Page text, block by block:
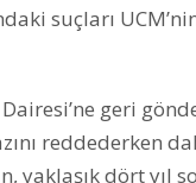
suçları
geri
reddederken
yaklaşık dört yıl